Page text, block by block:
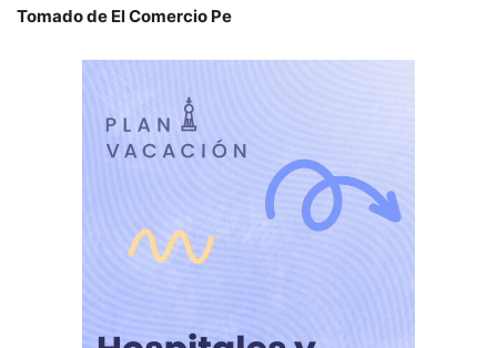
Tomado de El Comercio Pe